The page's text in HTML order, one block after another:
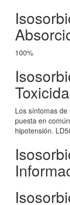
100%
Los síntomas
puesta en
hipotensión.